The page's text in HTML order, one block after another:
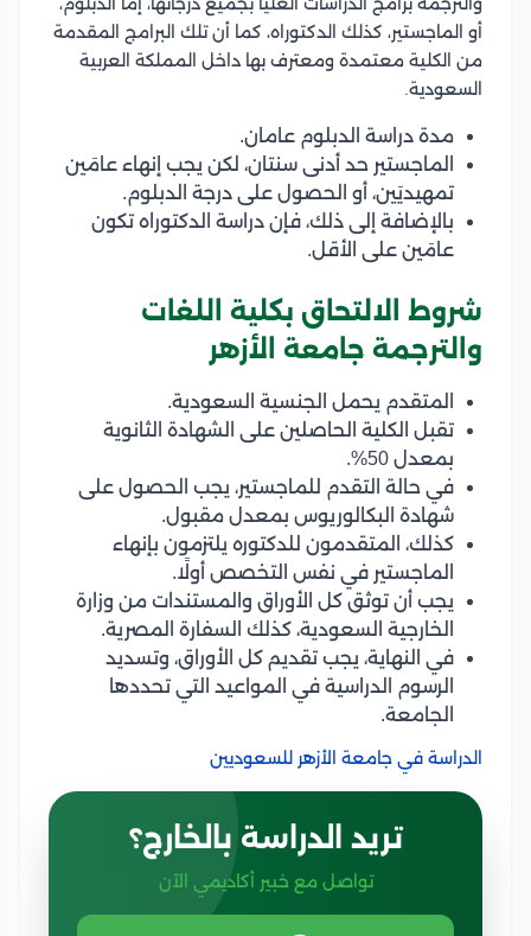
أو الماجستير، كذلك الدكتوراه، كما أن تلك البرامج المقدمة
من الكلية معتمدة ومعترف بها داخل المملكة العربية
السعودية.
مدة دراسة الدبلوم عامان.
الماجستير حد أدنى سنتان، لكن يجب إنهاء عامَين
تمهيديَين، أو الحصول على درجة الدبلوم.
بالإضافة إلى ذلك، فإن دراسة الدكتوراه تكون
عامَين على الأقل.
شروط الالتحاق بكلية اللغات
والترجمة جامعة الأزهر
المتقدم يحمل الجنسية السعودية.
تقبل الكلية الحاصلين على الشهادة الثانوية
بمعدل 50%.
في حالة التقدم للماجستير، يجب الحصول على
شهادة البكالوريوس بمعدل مقبول.
كذلك، المتقدمون للدكتوره يلتزمون بإنهاء
الماجستير في نفس التخصص أولًا.
يجب أن توثق كل الأوراق والمستندات من وزارة
الخارجية السعودية، كذلك السفارة المصرية.
في النهاية، يجب تقديم كل الأوراق، وتسديد
الرسوم الدراسية في المواعيد التي تحددها
الجامعة.
الدراسة في جامعة الأزهر للسعوديين
تريد الدراسة بالخارج؟
تواصل مع خبير أكاديمي الآن